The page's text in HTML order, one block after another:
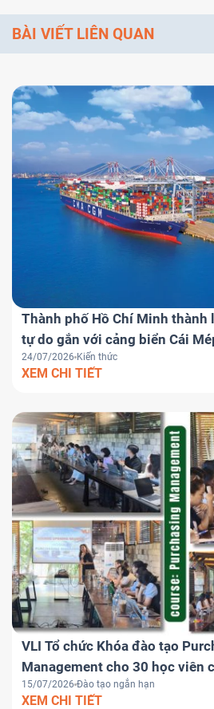
BÀI VIẾT LIÊN QUAN
Thành phố Hồ Chí Minh thành
tự do gắn với cảng biển Cái
chiến lược đưa Việt Nam trở
logistics khu vực
24/07/2026 Kiến thức
XEM CHI TIẾT
VLI Tổ chức Khóa đào tạo
Management cho 30 học viên
Nam
15/07/2026 Đào tạo ngắn hạn
XEM CHI TIẾT